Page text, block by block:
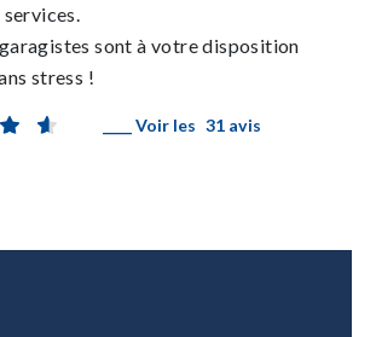
sont à votre disposition
stress !
____ Voir les 31 avis